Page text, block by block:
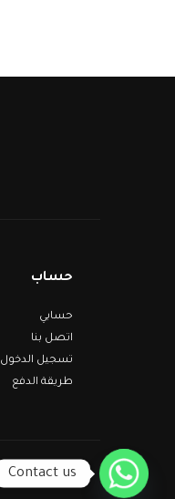
حساب
حسابي
اتصل بنا
تسجيل الدخول
طريقة الدفع
Contact us